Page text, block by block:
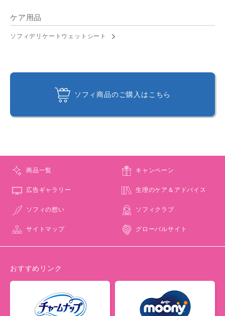
ケア用品
ソフィデリケートウェットシート
ソフィ商品のご購入はこちら
商品一覧 キャンペーン
広告ギャラリー 生理のケア＆アドバイス
ソフィの想い ソフィクラブ
サイトマップ グローバルサイト
おすすめリンク